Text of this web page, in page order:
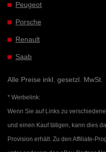
Peugeot
Porsche
Renault
Saab
Alle Preise inkl. gesetzl. MwSt.
* Werbelink:
Wenn Sie auf Links zu
und einen Kauf tätigen, kann dies
Provision erhält. Zu den Affiliate-